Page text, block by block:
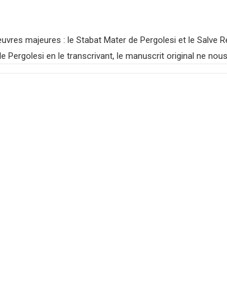
majeures : le Stabat Mater de Pergolesi et le Salve
Pergolesi en le transcrivant, le manuscrit original ne